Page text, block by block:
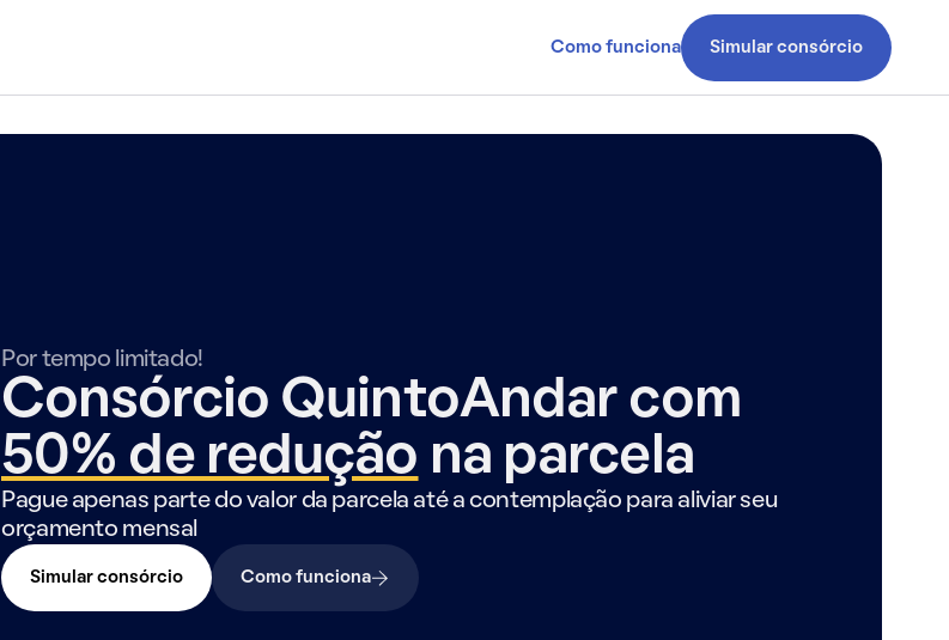
Como funciona Simular consórcio
Por tempo limitado!
Consórcio QuintoAndar com
50% de redução na parcela
Pague apenas parte do valor da parcela até a contemplação para aliviar seu
orçamento mensal
Simular consórcio Como funciona